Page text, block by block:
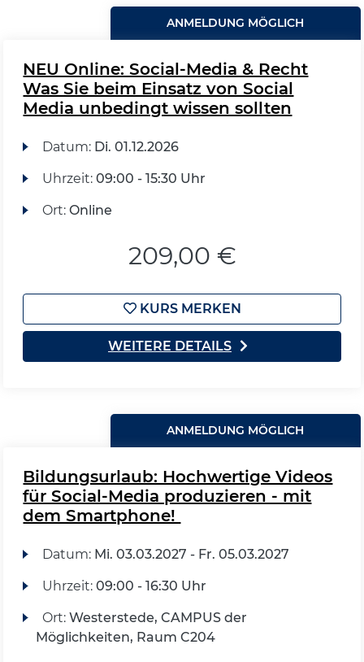
ANMELDUNG MÖGLICH
NEU Online: Social-Media & Recht
Was Sie beim Einsatz von Social
Media unbedingt wissen sollten
Datum: Di. 01.12.2026
Uhrzeit: 09:00 - 15:30 Uhr
Ort: Online
209,00 €
KURS MERKEN
WEITERE DETAILS
ANMELDUNG MÖGLICH
Bildungsurlaub: Hochwertige Videos
für Social-Media produzieren - mit
dem Smartphone!
Datum: Mi. 03.03.2027 - Fr. 05.03.2027
Uhrzeit: 09:00 - 16:30 Uhr
Ort: Westerstede, CAMPUS der
Möglichkeiten, Raum C204